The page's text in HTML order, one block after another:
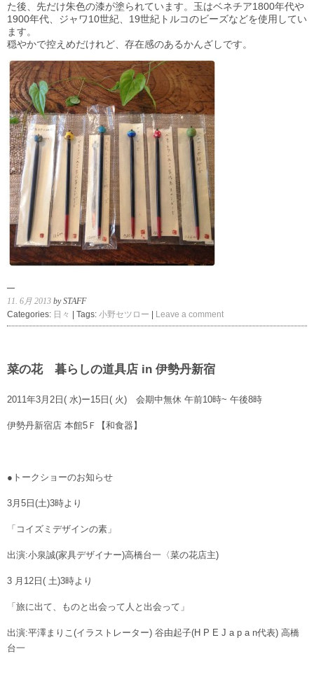
た後、先だけ朱色の漆が塗られています。玉はベネチア1800年代や
1900年代、ジャワ10世紀、19世紀トルコのビーズなどを使用してい
ます。
穏やかで控えめだけれど、存在感のあるかんざしです。
11. 6月 2013 by STAFF
Categories: 日々 | Tags: 小野セツロー Leave a comment
菜の花 暮らしの道具店 in 伊勢丹新宿
2011年3月2日( 水)ー15日( 火) 会期中無休 午前10時~ 午後8時
伊勢丹新宿店 本館5Ｆ【和食器】
●トークショーのお知らせ
3月5日(土)3時より
「コイズミデザインの素」
出演:小泉誠(家具デザイナー)高橋台一〈菜の花店主)
3 月12日( 土)3時より
「旅に出て、ものと出会って人と出会って」
出演:平澤まりこ(イラストレーター) 谷由起子(H P E J a p a n代表) 高橋
台一